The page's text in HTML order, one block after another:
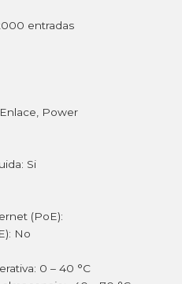
entradas
Power
Si
(PoE):
No
0 – 40 °C